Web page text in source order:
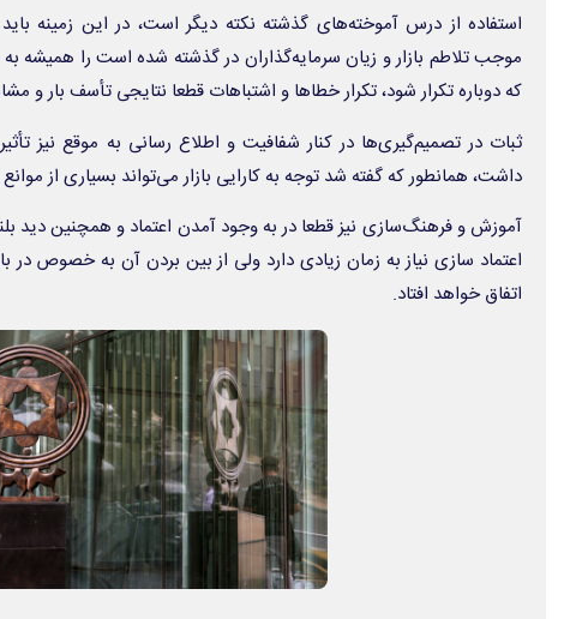
استفاده از درس آموخته‌های گذشته نکته دیگر است، در این زمینه باید
موجب تلاطم بازار و زیان سرمایه‌گذاران در گذشته شده است را همیشه
که دوباره تکرار شود، تکرار خطاها و اشتباهات قطعا نتایجی تأسف بار و
ثبات در تصمیم‌گیری‌ها در کنار شفافیت و اطلاع رسانی به موقع نیز
داشت، همانطور که گفته شد توجه به کارایی بازار می‌تواند بسیاری از موانع
آموزش و فرهنگ‌سازی نیز قطعا در به وجود آمدن اعتماد و همچنین دید
اعتماد سازی نیاز به زمان زیادی دارد ولی از بین بردن آن به خصوص
اتفاق خواهد افتاد.